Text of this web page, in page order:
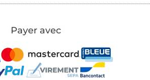
Payer avec